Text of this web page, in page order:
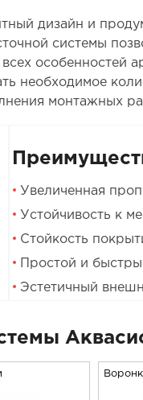
дизайн и
системы
особенностей
необходимое
монтажных
Увеличенная
Устойчивость к
Стойкость
Простой и
Эстетичный